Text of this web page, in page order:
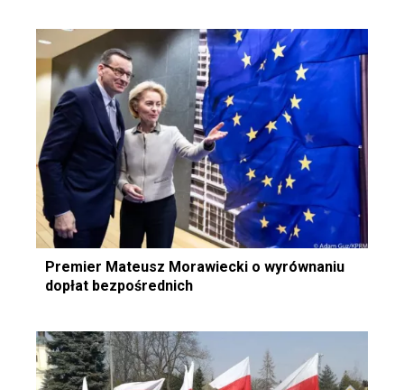
Premier Mateusz Morawiecki o wyrównaniu
dopłat bezpośrednich